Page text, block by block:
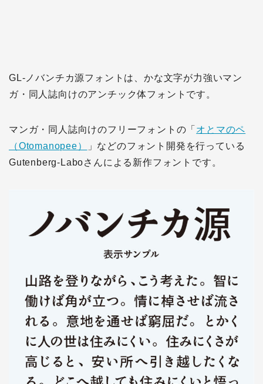
GL-ノバンチカ源フォントは、かな文字が力強いマン
ガ・同人誌向けのアンチック体フォントです。
マンガ・同人誌向けのフリーフォントの「 オとマのペ
（Otomanopee）
」などのフォント開発を行っている
Gutenberg-Laboさんによる新作フォントです。